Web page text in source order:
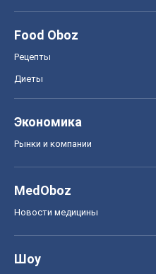
Food Oboz
Рецепты
Диеты
Экономика
Рынки и компании
MedOboz
Новости медицины
Шоу